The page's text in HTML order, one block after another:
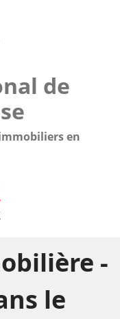
de
en
-
le